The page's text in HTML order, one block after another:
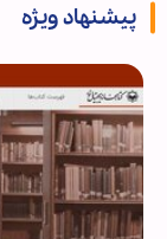
پیشنهاد ویژه